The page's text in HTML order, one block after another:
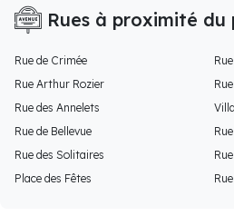
Rues à proximité du
Rue de Crimée
Rue Arthur Rozier
Rue des Annelets
Rue de Bellevue
Rue des Solitaires
Place des Fêtes